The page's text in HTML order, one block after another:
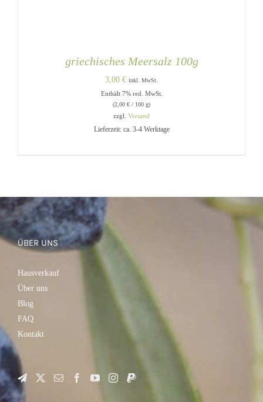
DETAILS
griechisches Meersalz 100g
3,00 € inkl. MwSt.
Enthält 7% red. MwSt.
(2,00 € / 100 g)
zzgl. Versand
Lieferzeit: ca. 3-4 Werktage
ÜBER UNS
Hausverkauf
Über uns
Blog
FAQ
Kontakt